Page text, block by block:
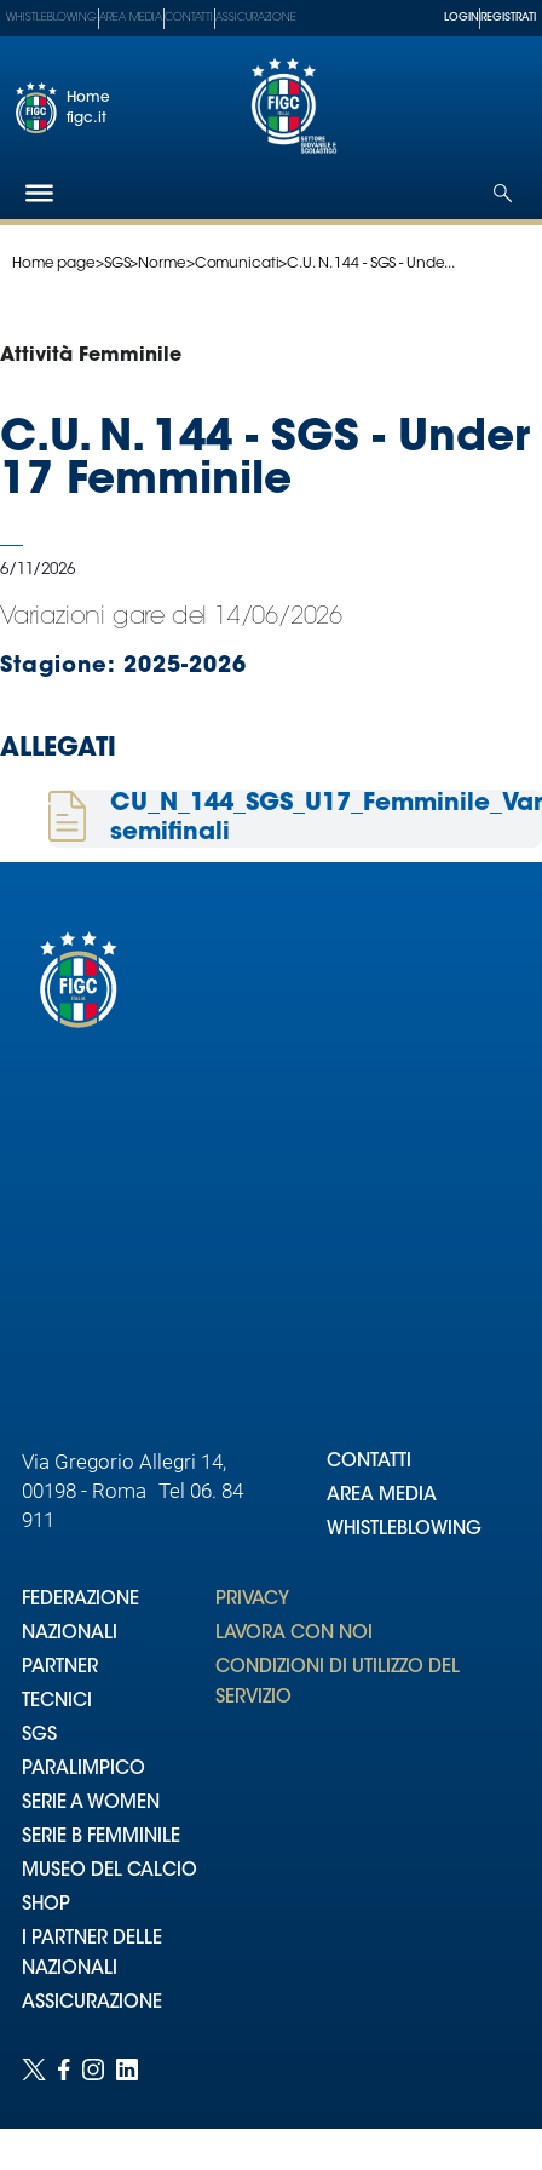
Federazione
Paralimpico
Serie
A
Femminile
del
Shop
partner
delle
WHISTLEBLOWING AREA MEDIA CONTATTI ASSICURAZIONE LOGIN REGISTRATI
Home
figc.it
Home page>SGS>Norme>Comunicati>C.U. N. 144 - SGS - Unde...
Attività Femminile
C.U. N. 144 - SGS - Under
17 Femminile
6/11/2026
Variazioni gare del 14/06/2026
Stagione: 2025-2026
ALLEGATI
semifinali
Via Gregorio Allegri 14,
00198 - Roma Tel 06. 84
911
CONTATTI
AREA MEDIA
WHISTLEBLOWING
FEDERAZIONE
NAZIONALI
PARTNER
TECNICI
SGS
PARALIMPICO
SERIE A WOMEN
SERIE B FEMMINILE
MUSEO DEL CALCIO
SHOP
I PARTNER DELLE
NAZIONALI
ASSICURAZIONE
PRIVACY
LAVORA CON NOI
CONDIZIONI DI UTILIZZO DEL
SERVIZIO